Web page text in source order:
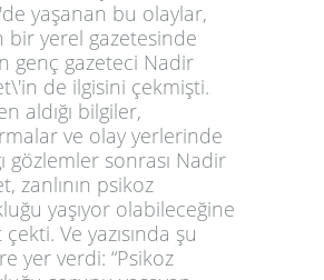
yaşanan bu olaylar,
bir yerel gazetesinde
genç gazeteci Nadir
de ilgisini çekmişti.
aldığı bilgiler,
ve olay yerlerinde
gözlemler sonrası Nadir
zanlının psikoz
yaşıyor olabileceğine
Ve yazısında şu
yer verdi: “Psikoz